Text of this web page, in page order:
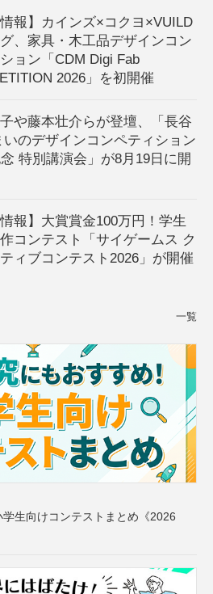
情報】カインズ×コクヨ×VUILD
、家具・木工品デザインコン
ョン「CDM Digi Fab
2026」を初開催
や藤本壮介らが登壇、「長谷
いのデザインコンペティション
特別講演会」が8月19日に開
情報】大賞賞金100万円！学生
コンテスト「サイゲームス ク
ィブコンテスト2026」が開催
一覧
生向けコンテストまとめ《2026